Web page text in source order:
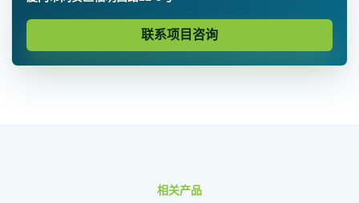
联系项目咨询
相关产品